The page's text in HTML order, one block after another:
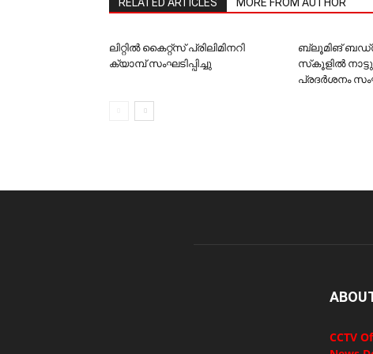
ലിറ്റില്‍ കൈറ്റ്‌സ് പ്രിലിമിനറി
ക്യാമ്പ് സംഘടിപ്പിച്ചു
ബ്ലൂമിങ്
സ്‌കൂളില്‍
പ്രദര്‍ശനം
CCTV